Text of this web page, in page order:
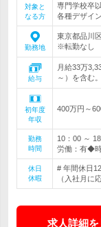
対象と
なる方
専門学校卒
各種デザイ
勤務地
東京都品川
※転勤なし
給与
月給33万
～）を含む
初年度
年収
400万円～
勤務
時間
10：00 ～
労働：有◆
休日
休暇
# 年間休日
（入社月に
求人詳細を